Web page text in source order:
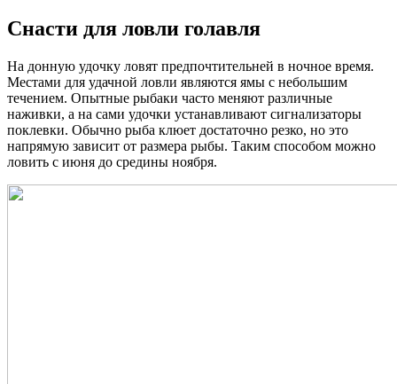
Снасти для ловли голавля
На донную удочку ловят предпочтительней в ночное время.
Местами для удачной ловли являются ямы с небольшим
течением. Опытные рыбаки часто меняют различные
наживки, а на сами удочки устанавливают сигнализаторы
поклевки. Обычно рыба клюет достаточно резко, но это
напрямую зависит от размера рыбы. Таким способом можно
ловить с июня до средины ноября.